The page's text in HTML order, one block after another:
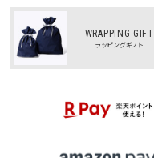
WRAPPING GIFT
ラッピングギフト